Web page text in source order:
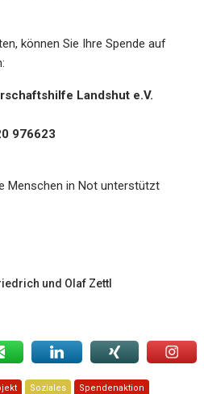
können Sie Ihre Spende auf
Landshut e.V.
976623
Menschen in Not unterstützt
und Olaf Zettl
Soziales Spendenaktion